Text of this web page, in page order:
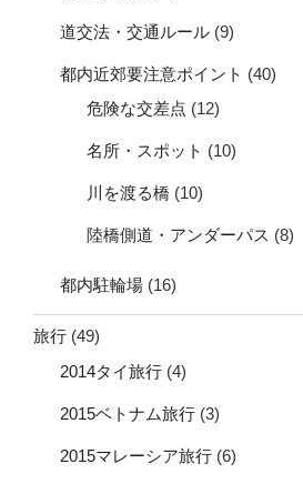
道交法・交通ルール (9)
都内近郊要注意ポイント (40)
危険な交差点 (12)
名所・スポット (10)
川を渡る橋 (10)
陸橋側道・アンダーパス (8)
都内駐輪場 (16)
旅行 (49)
2014タイ旅行 (4)
2015ベトナム旅行 (3)
2015マレーシア旅行 (6)